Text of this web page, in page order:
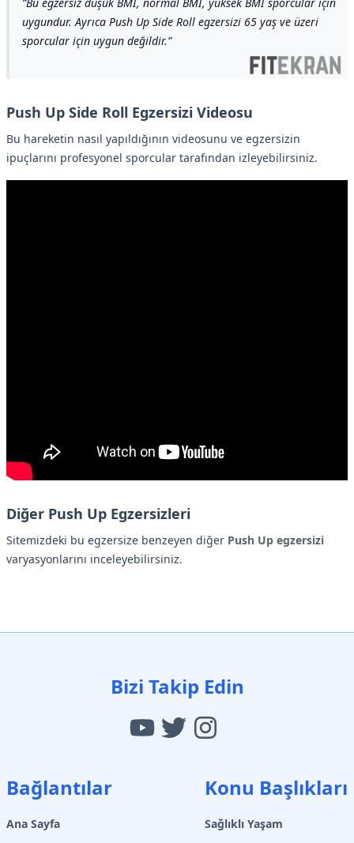
uygundur. Ayrıca Push Up Side Roll egzersizi 65 yaş ve üzeri
sporcular için uygun değildir.
Push Up Side Roll Egzersizi Videosu
Bu hareketin nasıl yapıldığının videosunu ve egzersizin
ipuçlarını profesyonel sporcular tarafından izleyebilirsiniz.
Diğer Push Up Egzersizleri
Sitemizdeki bu egzersize benzeyen diğer Push Up egzersizi
varyasyonlarını inceleyebilirsiniz.
Bizi Takip Edin
Bağlantılar
Ana Sayfa
Konu Başlıkları
Sağlıklı Yaşam